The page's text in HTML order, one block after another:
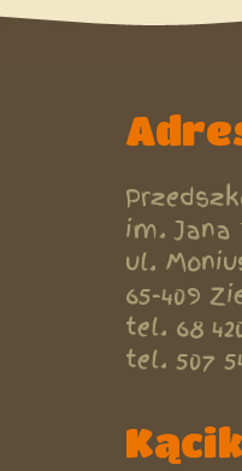
im. Jana
ul.
65-409
tel. 68
tel. 507